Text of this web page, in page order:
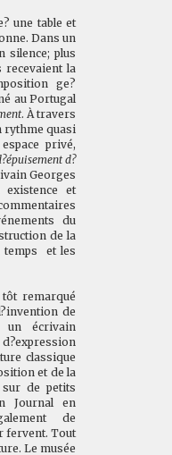
une table et
Dans un
silence; plus
recevaient la
ge?
au Portugal
. À travers
rythme quasi
privé,
d?
Georges
et
du
de la
temps et les
remarqué
de
écrivain
classique
et de la
de petits
Journal en
de
fervent. Tout
Le musée